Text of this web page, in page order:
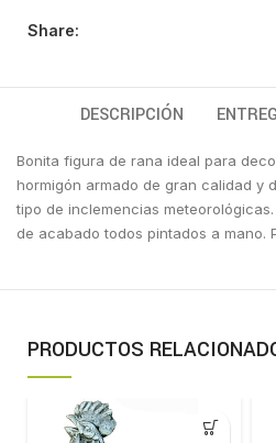
Share:
DESCRIPCIÓN
Bonita figura de rana ideal para
hormigón armado de gran calidad y
tipo de inclemencias
de acabado todos pintados a mano.
PRODUCTOS